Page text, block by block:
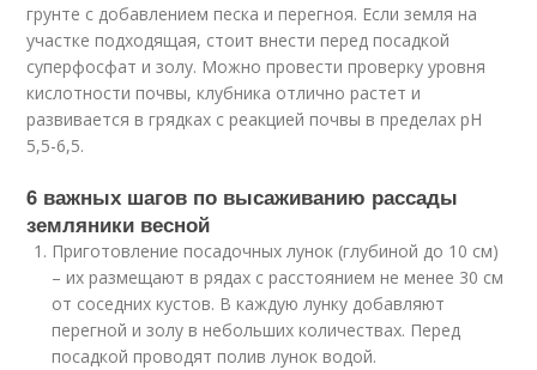
грунте с добавлением песка и перегноя. Если земля на
участке подходящая, стоит внести перед посадкой
суперфосфат и золу. Можно провести проверку уровня
кислотности почвы, клубника отлично растет и
развивается в грядках с реакцией почвы в пределах pH
5,5-6,5.
6 важных шагов по высаживанию рассады
земляники весной
Приготовление посадочных лунок (глубиной до 10 см)
– их размещают в рядах с расстоянием не менее 30 см
от соседних кустов. В каждую лунку добавляют
перегной и золу в небольших количествах. Перед
посадкой проводят полив лунок водой.